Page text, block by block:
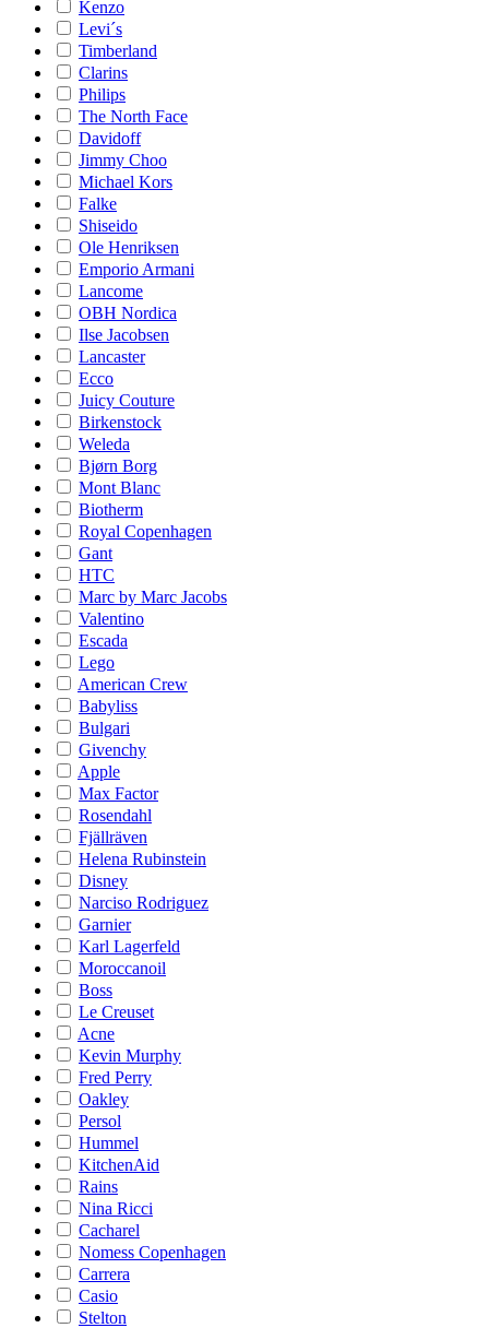
Kenzo
Levi´s
Timberland
Clarins
Philips
The North Face
Davidoff
Jimmy Choo
Michael Kors
Falke
Shiseido
Ole Henriksen
Emporio Armani
Lancome
OBH Nordica
Ilse Jacobsen
Lancaster
Ecco
Juicy Couture
Birkenstock
Weleda
Bjørn Borg
Mont Blanc
Biotherm
Royal Copenhagen
Gant
HTC
Marc by Marc Jacobs
Valentino
Escada
Lego
American Crew
Babyliss
Bulgari
Givenchy
Apple
Max Factor
Rosendahl
Fjällräven
Helena Rubinstein
Disney
Narciso Rodriguez
Garnier
Karl Lagerfeld
Moroccanoil
Boss
Le Creuset
Acne
Kevin Murphy
Fred Perry
Oakley
Persol
Hummel
KitchenAid
Rains
Nina Ricci
Cacharel
Nomess Copenhagen
Carrera
Casio
Stelton